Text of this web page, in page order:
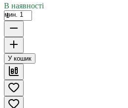
В наявності
мин. 1
У кошик